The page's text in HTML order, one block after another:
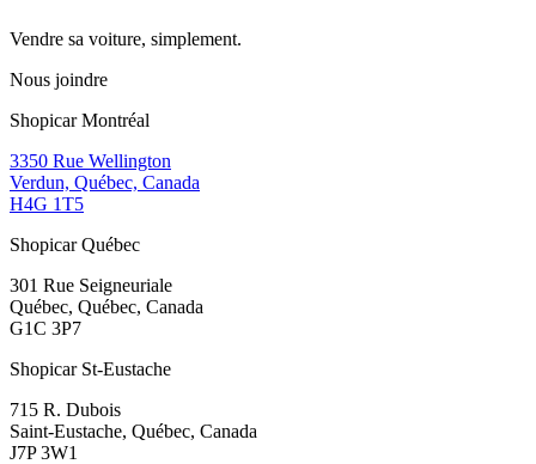
Vendre sa voiture, simplement.
Nous joindre
Shopicar Montréal
3350 Rue Wellington
Verdun, Québec, Canada
H4G 1T5
Shopicar Québec
301 Rue Seigneuriale
Québec, Québec, Canada
G1C 3P7
Shopicar St-Eustache
715 R. Dubois
Saint-Eustache, Québec, Canada
J7P 3W1